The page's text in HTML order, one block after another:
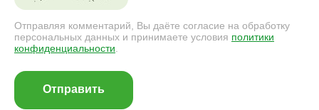
Отправляя комментарий, Вы даёте согласие на обработку
персональных данных и принимаете условия политики
конфиденциальности
Отправить